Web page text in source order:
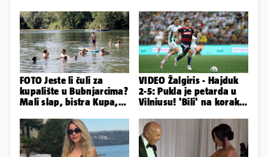
FOTO Jeste li čuli za
kupalište u Bubnjarcima?
Mali slap, bistra Kupa,
idila!
VIDEO Žalgiris - Hajduk
2-5: Pukla je petarda u
Vilniusu! 'Bili' na korak